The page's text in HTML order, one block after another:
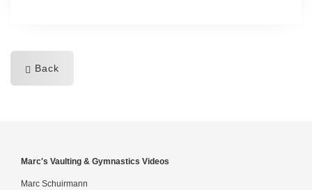
Back
Marc's Vaulting & Gymnastics Videos
Marc Schuirmann